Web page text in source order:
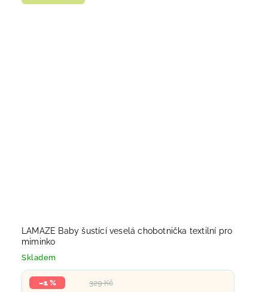
LAMAZE Baby šustící veselá chobotnička textilní pro
miminko
Skladem
329 Kč
–1 %